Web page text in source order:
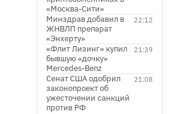
«Москва-Сити»
22:12
Минздрав добавил в
ЖНВЛП препарат
«Энхерту»
21:39
«Флит Лизинг» купил
бывшую «дочку»
Mercedes-Benz
21:08
Сенат США одобрил
законопроект об
ужесточении санкций
против РФ